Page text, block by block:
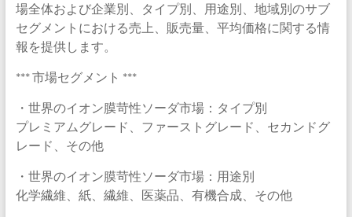
場全体および企業別、タイプ別、用途別、地域別のサブ
セグメントにおける売上、販売量、平均価格に関する情
報を提供します。
*** 市場セグメント ***
・世界のイオン膜苛性ソーダ市場：タイプ別
プレミアムグレード、ファーストグレード、セカンドグ
レード、その他
・世界のイオン膜苛性ソーダ市場：用途別
化学繊維、紙、繊維、医薬品、有機合成、その他